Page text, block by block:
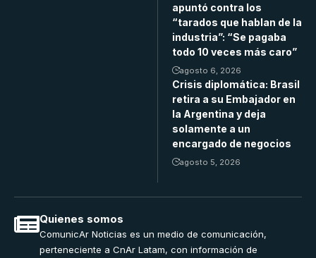
apuntó contra los
“tarados que hablan de la
industria”: “Se pagaba
todo 10 veces más caro”
agosto 6, 2026
Crisis diplomática: Brasil
retira a su Embajador en
la Argentina y deja
solamente a un
encargado de negocios
agosto 5, 2026
Quienes somos
ComunicAr Noticias es un medio de comunicación,
perteneciente a CnAr Latam, con información de